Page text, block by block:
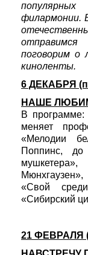
филармонии.
поговорим о
киноленты.
6 ДЕКАБРЯ
НАШЕ
В
меняет
«Мелодии
Поппинс, до
«Свой
«Сибирский
21 ФЕВРАЛЯ